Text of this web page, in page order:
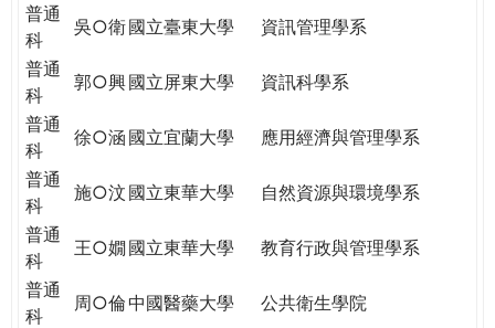
普通
科
吳○衛國立臺東大學
資訊管理學系
普通
科
郭○興國立屏東大學
資訊科學系
普通
科
徐○涵 國立宜蘭大學
應用經濟與管理學系
普通
科
施○汶 國立東華大學
自然資源與環境學系
普通
科
王○嫺國立東華大學
教育行政與管理學系
普通
科
周○倫中國醫藥大學
公共衛生學院